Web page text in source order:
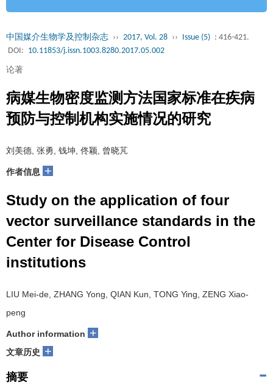
中国媒介生物学及控制杂志 ›› 2017, Vol. 28 ›› Issue (5) : 416-421.
DOI: 10.11853/j.issn.1003.8280.2017.05.002
论著
病媒生物密度监测方法国家标准在疾病
预防与控制机构实施情况的研究
刘美德, 张勇, 钱坤, 佟颖, 曾晓芃
作者信息 +
Study on the application of four
vector surveillance standards in the
Center for Disease Control
institutions
LIU Mei-de, ZHANG Yong, QIAN Kun, TONG Ying, ZENG Xiao-
peng
Author information +
文章历史 +
摘要